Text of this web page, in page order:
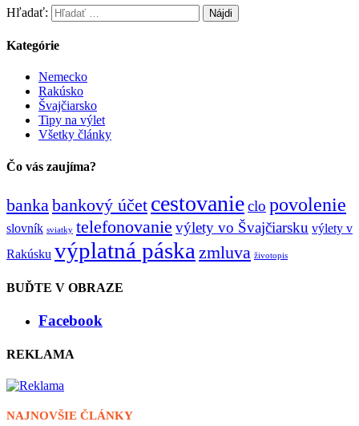
Hľadať:
Kategórie
Nemecko
Rakúsko
Švajčiarsko
Tipy na výlet
Všetky články
Čo vás zaujíma?
banka bankový účet cestovanieclo povolenie
slovník sviatky telefonovanie výlety vo Švajčiarsku výlety v
Rakúsku výplatná páska zmluva životopis
BUĎTE V OBRAZE
Facebook
REKLAMA
NAJNOVŠIE ČLÁNKY